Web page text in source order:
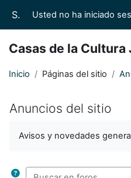
Suprema Corte de Justicia de la Nación/Casas de la Cultura Jurídica Usted no ha iniciado
Casas de la Cultura
Inicio Páginas del sitio
Anuncios del sitio
Avisos y novedades
Buscar en foros